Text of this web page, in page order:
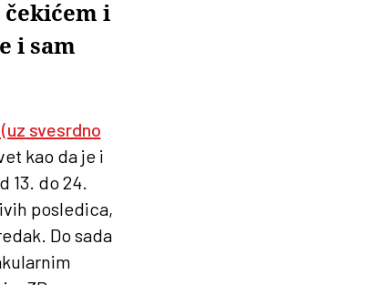
i
i sam
svesrdno
kao da je i
13. do 24.
posledica,
Do sada